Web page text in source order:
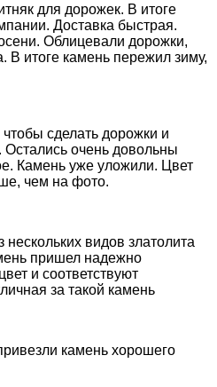
для дорожек. В итоге
Доставка быстрая.
Облицевали дорожки,
В итоге камень пережил зиму,
сделать дорожки и
очень довольны
Камень уже уложили. Цвет
чем на фото.
видов златолита
пришел надежно
и соответствуют
за такой камень
камень хорошего